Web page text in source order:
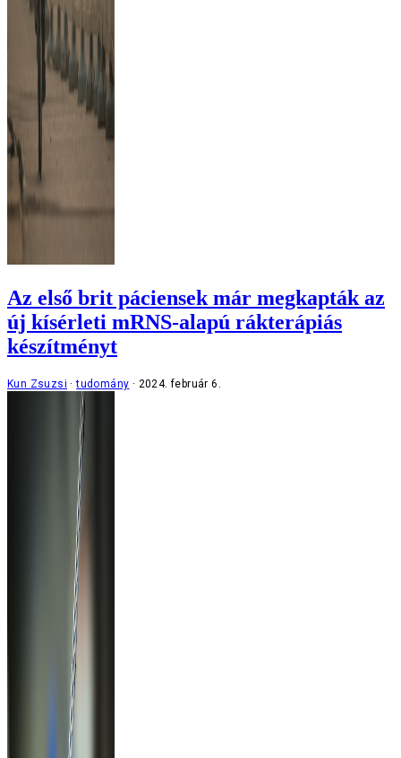
Az első brit páciensek már megkapták az
új kísérleti mRNS-alapú rákterápiás
készítményt
Kun Zsuzsi tudomány 2024. február 6.